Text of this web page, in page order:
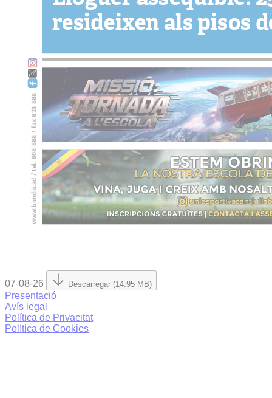
07-08-26 Descarregar (14.95 MB)
Presentació
Avís legal
Política de Privacitat
Política de Cookies